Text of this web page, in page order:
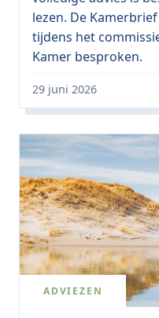
lezen. De
tijdens het
Kamer besproken.
29 juni 2026
ADVIEZEN